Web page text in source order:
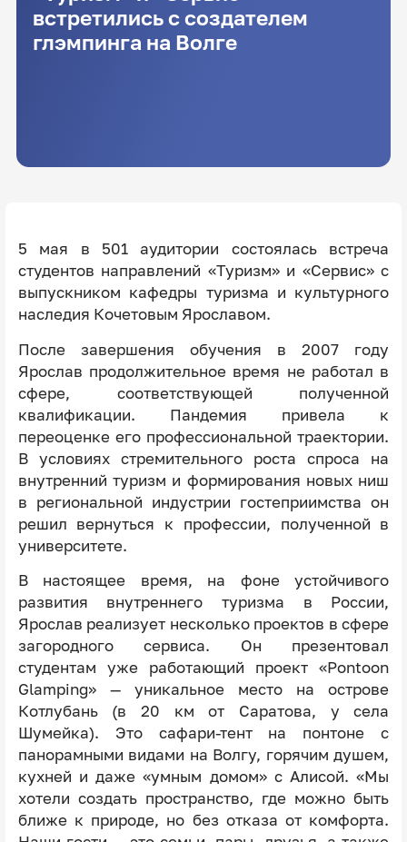
встретились с создателем
глэмпинга на Волге
5 мая в 501 аудитории состоялась встреча
студентов направлений «Туризм» и «Сервис» с
выпускником кафедры туризма и культурного
наследия Кочетовым Ярославом.
После завершения обучения в 2007 году
Ярослав продолжительное время не работал в
сфере, соответствующей полученной
квалификации. Пандемия привела к
переоценке его профессиональной траектории.
В условиях стремительного роста спроса на
внутренний туризм и формирования новых ниш
в региональной индустрии гостеприимства он
решил вернуться к профессии, полученной в
университете.
В настоящее время, на фоне устойчивого
развития внутреннего туризма в России,
Ярослав реализует несколько проектов в сфере
загородного сервиса. Он презентовал
студентам уже работающий проект «Pontoon
Glamping» — уникальное место на острове
Котлубань (в 20 км от Саратова, у села
Шумейка). Это сафари-тент на понтоне с
панорамными видами на Волгу, горячим душем,
кухней и даже «умным домом» с Алисой. «Мы
хотели создать пространство, где можно быть
ближе к природе, но без отказа от комфорта.